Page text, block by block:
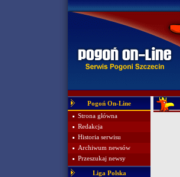
Pogoń On-Line
Strona główna
Redakcja
Historia serwisu
Archiwum newsów
Przeszukaj newsy
Liga Polska